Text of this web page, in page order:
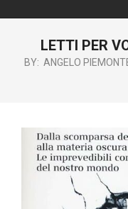
LETTI PER
BY: ANGELO